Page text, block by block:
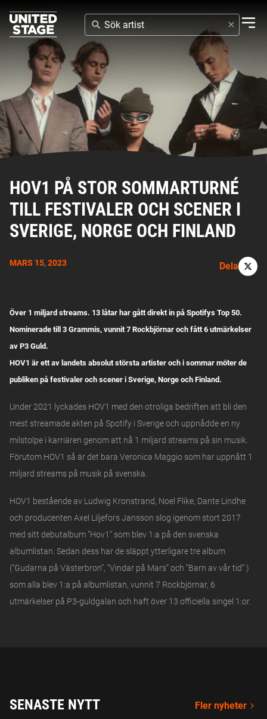
SÖK
ARTIST
HOV1 PÅ STOR SOMMARTURNÉ
TILL FESTIVALER OCH SCENER I
SVERIGE, NORGE OCH FINLAND
MARS 15, 2023 Dela
Över 1 miljard streams. 13 låtar har gått direkt in på Spotifys Top 50.
Nominerade till 3 Grammis, vunnit 7 Rockbjörnar och fått 6 utmärkelser
av P3 Guld.
HOV1 är ett av landets absolut största artister och i sommar möter de
publiken på festivaler och scener i Sverige, Norge och Finland.
Under 2021 lyckades HOV1 med den otroliga bedriften att bli den
mest streamade akten på Spotify i Sverige och uppnådde en ny
milstolpe i karriären genom att nå 1 miljard streams på sin musik.
Förutom HOV1 så är det bara Veronica Maggio som har uppnått 1
miljard streams på musik på svenska.
HOV1 bestående av Ludwig Kronstrand, Noel Flike, Dante Lindhe
och producenten Axel Liljefors Jansson slog igenom stort 2017
med sitt debutalbum ”Hov1” som blev 1:a på den svenska
albumlistan. Sedan dess har de släppt ytterligare tre album
(”Gudarna på Västerbron”, ”Vindar på Mars” och ”Barn av vår tid” )
som alla blev 1:a på albumlistan, vunnit 7 Rockbjörnar, 6
utmärkelser på P3-guldgalan och haft över 13 officiella singel 1:or.
SENASTE NYTT Fler nyheter